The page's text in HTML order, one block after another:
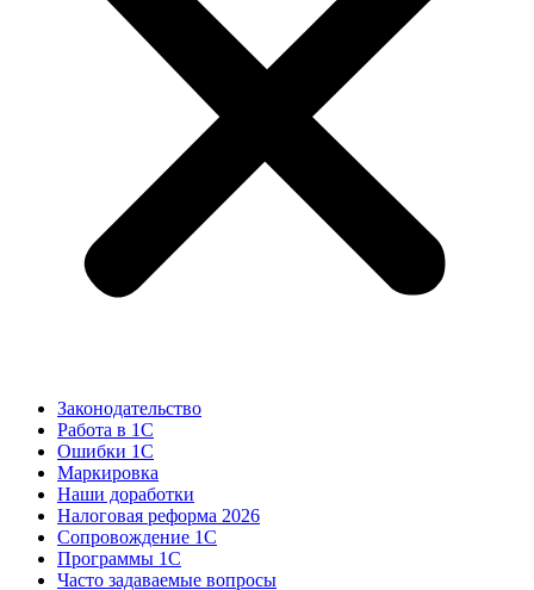
Законодательство
Работа в 1С
Ошибки 1С
Маркировка
Наши доработки
Налоговая реформа 2026
Сопровождение 1С
Программы 1С
Часто задаваемые вопросы